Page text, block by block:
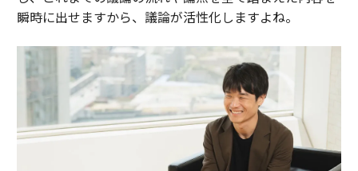
瞬時に出せますから、議論が活性化しますよね。